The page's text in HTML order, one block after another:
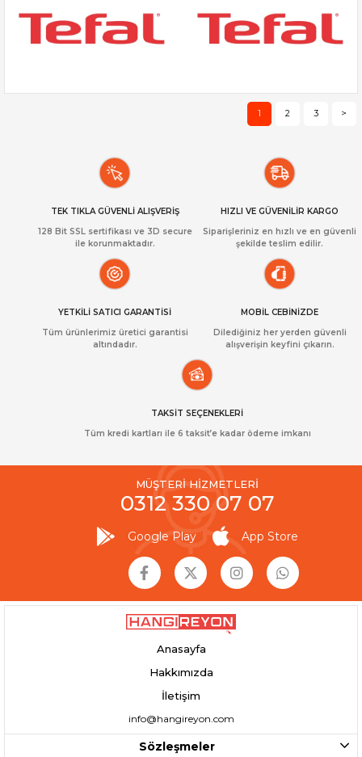
1 2 3 >
TEK TIKLA GÜVENLİ ALIŞVERİŞ
128 Bit SSL sertifikası ve 3D secure
ile korunmaktadır.
HIZLI VE GÜVENİLİR KARGO
Siparişleriniz en hızlı ve en güvenli
şekilde teslim edilir.
YETKİLİ SATICI GARANTİSİ
Tüm ürünlerimiz üretici garantisi
altındadır.
MOBİL CEBİNİZDE
Dilediğiniz her yerden güvenli
alışverişin keyfini çıkarın.
TAKSİT SEÇENEKLERİ
Tüm kredi kartları ile 6 taksit’e kadar ödeme imkanı
MÜŞTERİ HİZMETLERİ
0312 330 07 07
Google Play App Store
Anasayfa
Hakkımızda
İletişim
info@hangireyon.com
Sözleşmeler